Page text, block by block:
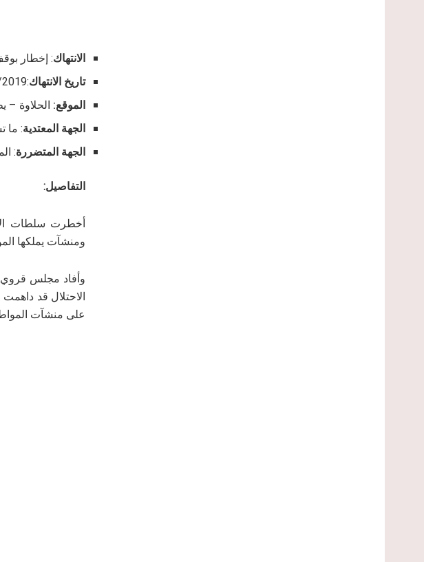
الانتهاك: إخطار
تاريخ الانتهاك:18/2/2019م.
الموقع: الحلاوة –
الجهة المعتدية: ما
الجهة المتضررة:
التفاصيل:
ومنشآت يملكها
وأفاد مجلس قروي
الاحتلال قد
على منشآت